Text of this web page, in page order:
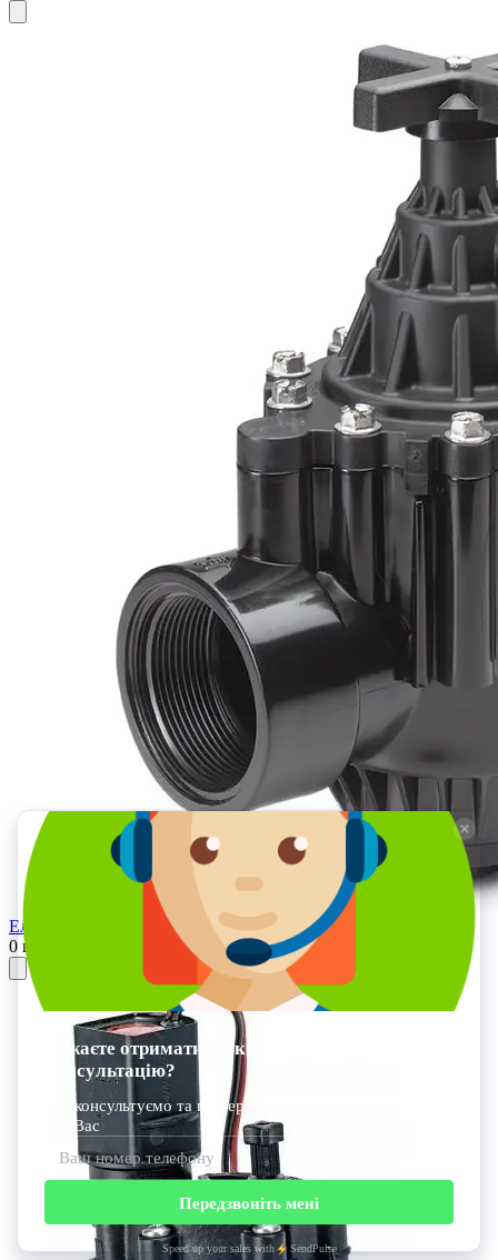
Електромагнітний клапан 100-PGA-9V
0 грн